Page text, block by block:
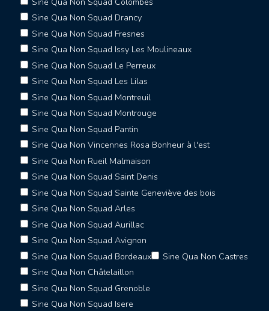
Sine Qua Non Squad Drancy
Sine Qua Non Squad Fresnes
Sine Qua Non Squad Issy Les Moulineaux
Sine Qua Non Squad Le Perreux
Sine Qua Non Squad Les Lilas
Sine Qua Non Squad Montreuil
Sine Qua Non Squad Montrouge
Sine Qua Non Squad Pantin
Sine Qua Non Vincennes Rosa Bonheur à l'est
Sine Qua Non Rueil Malmaison
Sine Qua Non Squad Saint Denis
Sine Qua Non Squad Sainte Geneviève des bois
Sine Qua Non Squad Arles
Sine Qua Non Squad Aurillac
Sine Qua Non Squad Avignon
Sine Qua Non Squad Bordeaux
Sine Qua Non Castres
Sine Qua Non Châtelaillon
Sine Qua Non Squad Grenoble
Sine Qua Non Squad Isere